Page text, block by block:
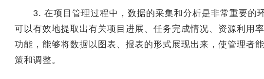
3. 在项目管理过程中，数据的采集和分析是非常重要的环
可以有效地提取出有关项目进展、任务完成情况、资源利用
功能，能够将数据以图表、报表的形式展现出来，使管理者
策和调整。